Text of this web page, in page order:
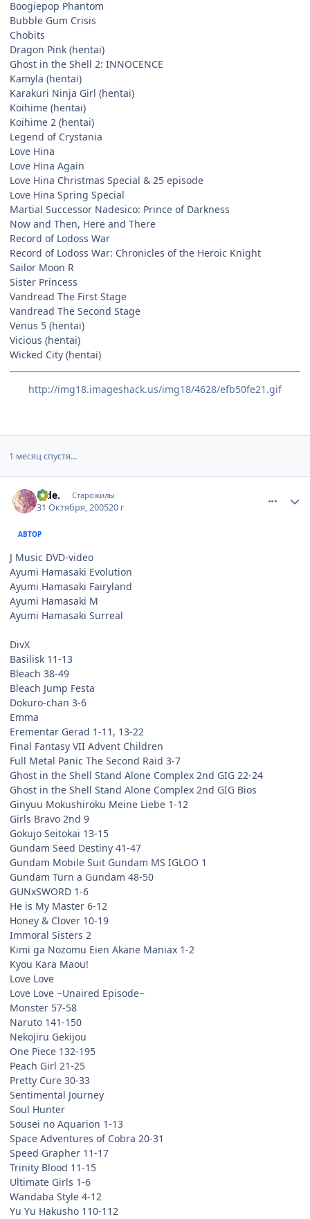
Boogiepop Phantom
Bubble Gum Crisis
Chobits
Dragon Pink (hentai)
Ghost in the Shell 2: INNOCENCE
Kamyla (hentai)
Karakuri Ninja Girl (hentai)
Koihime (hentai)
Koihime 2 (hentai)
Legend of Crystania
Love Hina
Love Hina Again
Love Hina Christmas Special & 25 episode
Love Hina Spring Special
Martial Successor Nadesico: Prince of Darkness
Now and Then, Here and There
Record of Lodoss War
Record of Lodoss War: Chronicles of the Heroic Knight
Sailor Moon R
Sister Princess
Vandread The First Stage
Vandread The Second Stage
Venus 5 (hentai)
Vicious (hentai)
Wicked City (hentai)
http://img18.imageshack.us/img18/4628/efb50fe21.gif
1 месяц спустя...
hide. Старожилы
31 Октября, 200520 г
АВТОР
J Music DVD-video
Ayumi Hamasaki Evolution
Ayumi Hamasaki Fairyland
Ayumi Hamasaki M
Ayumi Hamasaki Surreal
DivX
Basilisk 11-13
Bleach 38-49
Bleach Jump Festa
Dokuro-chan 3-6
Emma
Erementar Gerad 1-11, 13-22
Final Fantasy VII Advent Children
Full Metal Panic The Second Raid 3-7
Ghost in the Shell Stand Alone Complex 2nd GIG 22-24
Ghost in the Shell Stand Alone Complex 2nd GIG Bios
Ginyuu Mokushiroku Meine Liebe 1-12
Girls Bravo 2nd 9
Gokujo Seitokai 13-15
Gundam Seed Destiny 41-47
Gundam Mobile Suit Gundam MS IGLOO 1
Gundam Turn a Gundam 48-50
GUNxSWORD 1-6
He is My Master 6-12
Honey & Clover 10-19
Immoral Sisters 2
Kimi ga Nozomu Eien Akane Maniax 1-2
Kyou Kara Maou!
Love Love
Love Love ~Unaired Episode~
Monster 57-58
Naruto 141-150
Nekojiru Gekijou
One Piece 132-195
Peach Girl 21-25
Pretty Cure 30-33
Sentimental Journey
Soul Hunter
Sousei no Aquarion 1-13
Space Adventures of Cobra 20-31
Speed Grapher 11-17
Trinity Blood 11-15
Ultimate Girls 1-6
Wandaba Style 4-12
Yu Yu Hakusho 110-112